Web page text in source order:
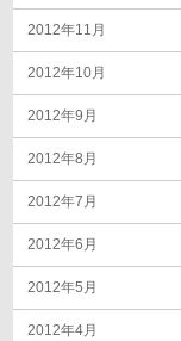
2012年11月
2012年10月
2012年9月
2012年8月
2012年7月
2012年6月
2012年5月
2012年4月